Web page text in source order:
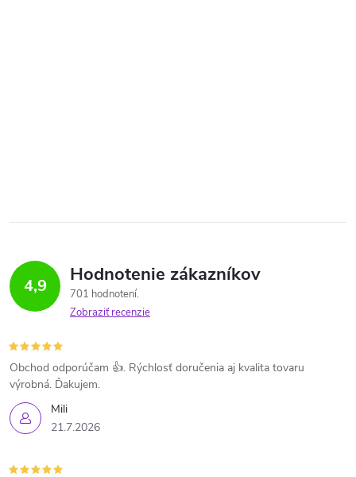
4,9 Hodnotenie zákazníkov
701 hodnotení
Zobraziť recenzie
Mili
21.7.2026
Obchod odporúčam 👍. Rýchlosť doručenia aj kvalita tovaru
výrobná. Ďakujem.